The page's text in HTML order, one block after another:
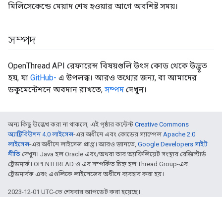
মিলিসেকেন্ডে মেয়াদ শেষ হওয়ার আগে অবশিষ্ট সময়।
সম্পদ
OpenThread API রেফারেন্স বিষয়গুলি উৎস কোড থেকে উদ্ভূত
হয়, যা GitHub- এ উপলব্ধ। আরও তথ্যের জন্য, বা আমাদের
ডকুমেন্টেশনে অবদান রাখতে, সম্পদ দেখুন।
অন্য কিছু উল্লেখ করা না থাকলে, এই পৃষ্ঠার কন্টেন্ট Creative Commons
অ্যাট্রিবিউশন 4.0 লাইসেন্স-এর অধীনে এবং কোডের স্যাম্পেলApache 2.0
লাইসেন্স-এর অধীনে লাইসেন্স প্রাপ্ত। আরও জানতে, Google Developers সাইট
নীতি দেখুন। Java হল Oracle এবং/অথবা তার অ্যাফিলিয়েট সংস্থার রেজিস্টার্ড
ট্রেডমার্ক। OPENTHREAD ও এর সম্পর্কিত চিহ্ন হল Thread Group-এর
ট্রেডমার্রক এবং এগুলিকে লাইসেন্সের অধীনে ব্যবহার করা হয়।
2023-12-01 UTC-তে শেষবার আপডেট করা হয়েছে।